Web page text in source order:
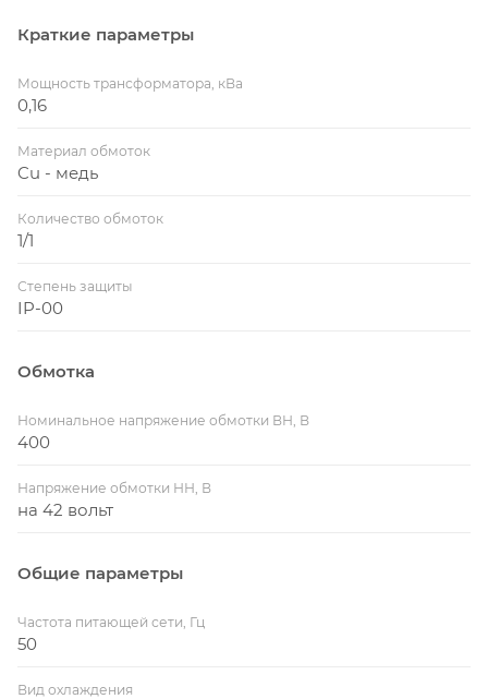
Краткие параметры
Мощность трансформатора, кВа
0,16
Материал обмоток
Cu - медь
Количество обмоток
1/1
Степень защиты
IP-00
Обмотка
Номинальное напряжение обмотки ВН, В
400
Напряжение обмотки НН, В
на 42 вольт
Общие параметры
Частота питающей сети, Гц
50
Вид охлаждения